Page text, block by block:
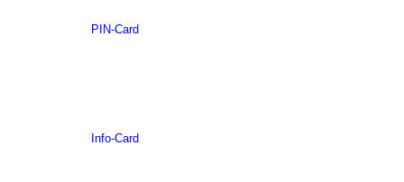
PIN-Card
Info-Card